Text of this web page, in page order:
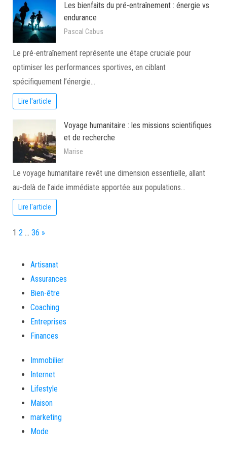
Les bienfaits du pré-entraînement : énergie vs
endurance
Pascal Cabus
Le pré-entraînement représente une étape cruciale pour
optimiser les performances sportives, en ciblant
spécifiquement l’énergie…
Lire l'article
Voyage humanitaire : les missions scientifiques
et de recherche
Marise
Le voyage humanitaire revêt une dimension essentielle, allant
au-delà de l’aide immédiate apportée aux populations…
Lire l'article
Page:
1 2 … 36 Next
»
Artisanat
Assurances
Bien-être
Coaching
Entreprises
Finances
Immobilier
Internet
Lifestyle
Maison
marketing
Mode